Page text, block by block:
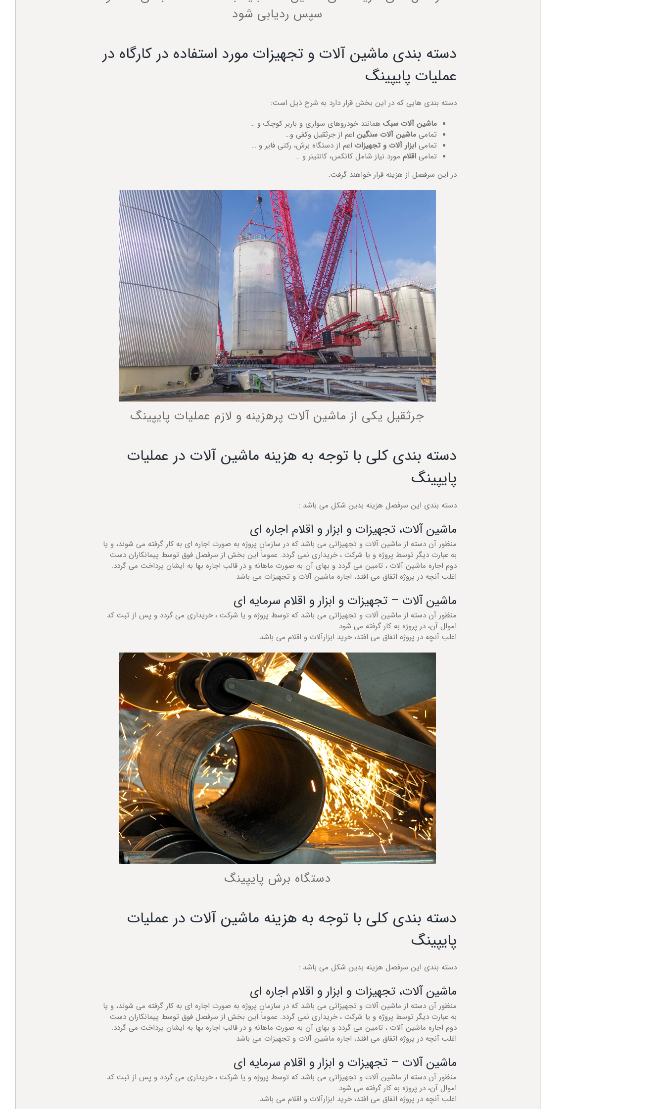
سپس ردیابی شود
دسته بندی ماشین آلات و تجهیزات مورد استفاده در کارگاه در
عملیات پایپینگ
دسته بندی هایی که در این بخش قرار دارد به شرح ذیل است:
ماشین آلات سبکهمانند خودروهای سواری و باربر کوچک و …
تمامی ماشین آلات سنگیناعم از جرثقیل وکفی و…
تمامی ابزار آلات و تجهیزاتاعم از دستگاه برش، رکتی فایر و …
تمامی اقلاممورد نیاز شامل کانکس، کانتینر و …
در این سرفصل از هزینه قرار خواهند گرفت.
جرثقیل یکی از ماشین آلات پرهزینه و لازم عملیات پایپینگ
دسته بندی کلی با توجه به هزینه ماشین آلات در عملیات
پایپینگ
دسته بندی این سرفصل هزینه بدین شکل می باشد :
ماشین آلات، تجهیزات و ابزار و اقلام اجاره ای
منظور آن دسته از ماشین آلات و تجهیزاتی می باشد که در سازمان پروژه به صورت اجاره ای به کار گرفته می شوند، و یا
به عبارت دیگر توسط پروژه و یا شرکت ، خریداری نمی گردد. عموماً این بخش از سرفصل فوق توسط پیمانکاران دست
دوم اجاره ماشین آلات ، تامین می گردد و بهای آن به صورت ماهانه و در قالب اجاره بها به ایشان پرداخت می گردد.
اغلب آنچه در پروژه اتفاق می افتد، اجاره ماشین آلات و تجهیزات می باشد
ماشین آلات – تجهیزات و ابزار و اقلام سرمایه ای
منظور آن دسته از ماشین آلات و تجهیزاتی می باشد که توسط پروژه و یا شرکت ، خریداری می گردد و پس از ثبت کد
اموال آن، در پروژه به کار گرفته می شود.
اغلب آنچه در پروژه اتفاق می افتد، خرید ابزارآلات و اقلام می باشد.
دستگاه برش پایپینگ
دسته بندی کلی با توجه به هزینه ماشین آلات در عملیات
پایپینگ
دسته بندی این سرفصل هزینه بدین شکل می باشد :
ماشین آلات، تجهیزات و ابزار و اقلام اجاره ای
منظور آن دسته از ماشین آلات و تجهیزاتی می باشد که در سازمان پروژه به صورت اجاره ای به کار گرفته می شوند، و یا
به عبارت دیگر توسط پروژه و یا شرکت ، خریداری نمی گردد. عموماً این بخش از سرفصل فوق توسط پیمانکاران دست
دوم اجاره ماشین آلات ، تامین می گردد و بهای آن به صورت ماهانه و در قالب اجاره بها به ایشان پرداخت می گردد.
اغلب آنچه در پروژه اتفاق می افتد، اجاره ماشین آلات و تجهیزات می باشد
ماشین آلات – تجهیزات و ابزار و اقلام سرمایه ای
منظور آن دسته از ماشین آلات و تجهیزاتی می باشد که توسط پروژه و یا شرکت ، خریداری می گردد و پس از ثبت کد
اموال آن، در پروژه به کار گرفته می شود.
اغلب آنچه در پروژه اتفاق می افتد، خرید ابزارآلات و اقلام می باشد.